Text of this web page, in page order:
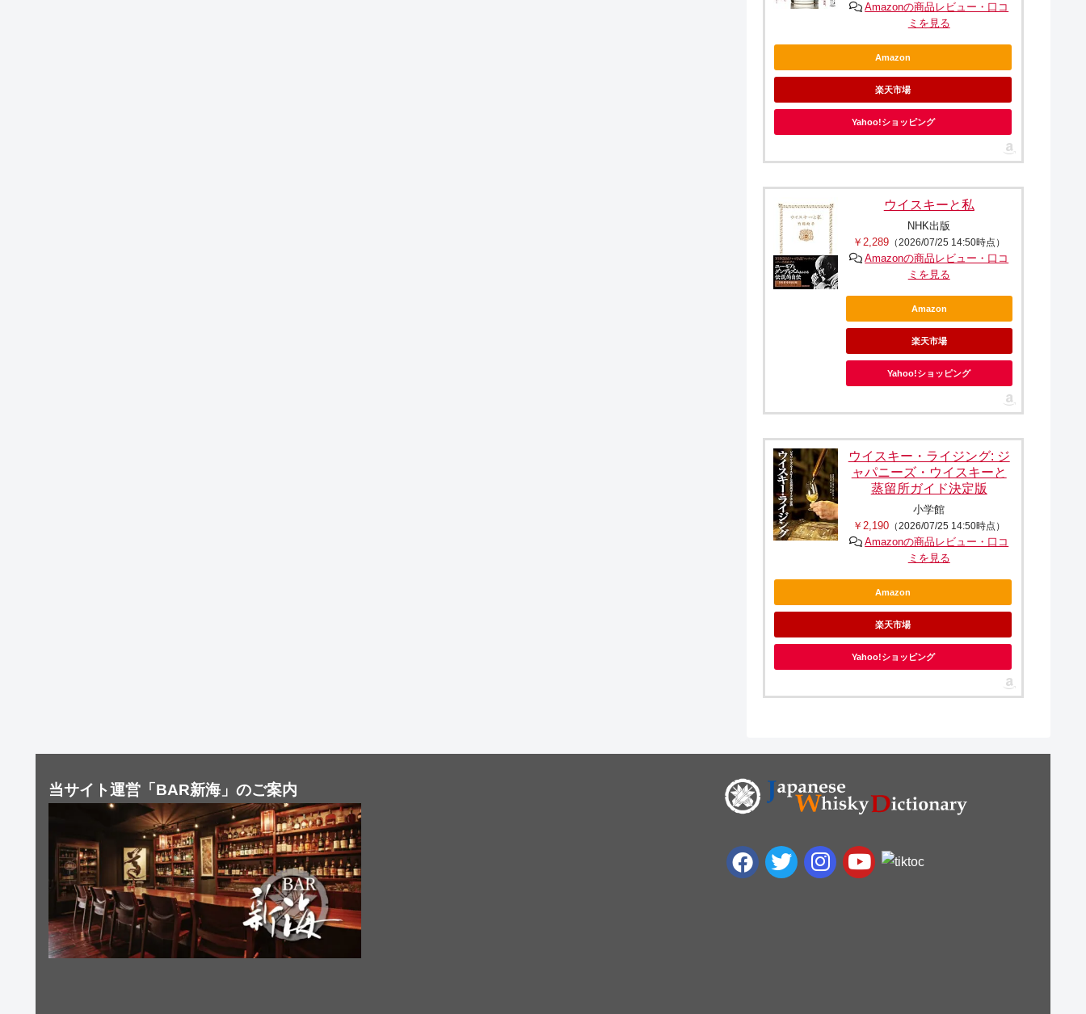
Amazonの商品レビュー・口コ
ミを見る
Amazon
楽天市場
Yahoo!ショッピング
ウイスキーと私
NHK出版
￥2,289 （2026/07/25 14:50時点）
Amazonの商品レビュー・口コ
ミを見る
Amazon
楽天市場
Yahoo!ショッピング
ウイスキー・ライジング: ジ
ャパニーズ・ウイスキーと
蒸留所ガイド決定版
小学館
￥2,190 （2026/07/25 14:50時点）
Amazonの商品レビュー・口コ
ミを見る
Amazon
楽天市場
Yahoo!ショッピング
当サイト運営「BAR新海」のご案内